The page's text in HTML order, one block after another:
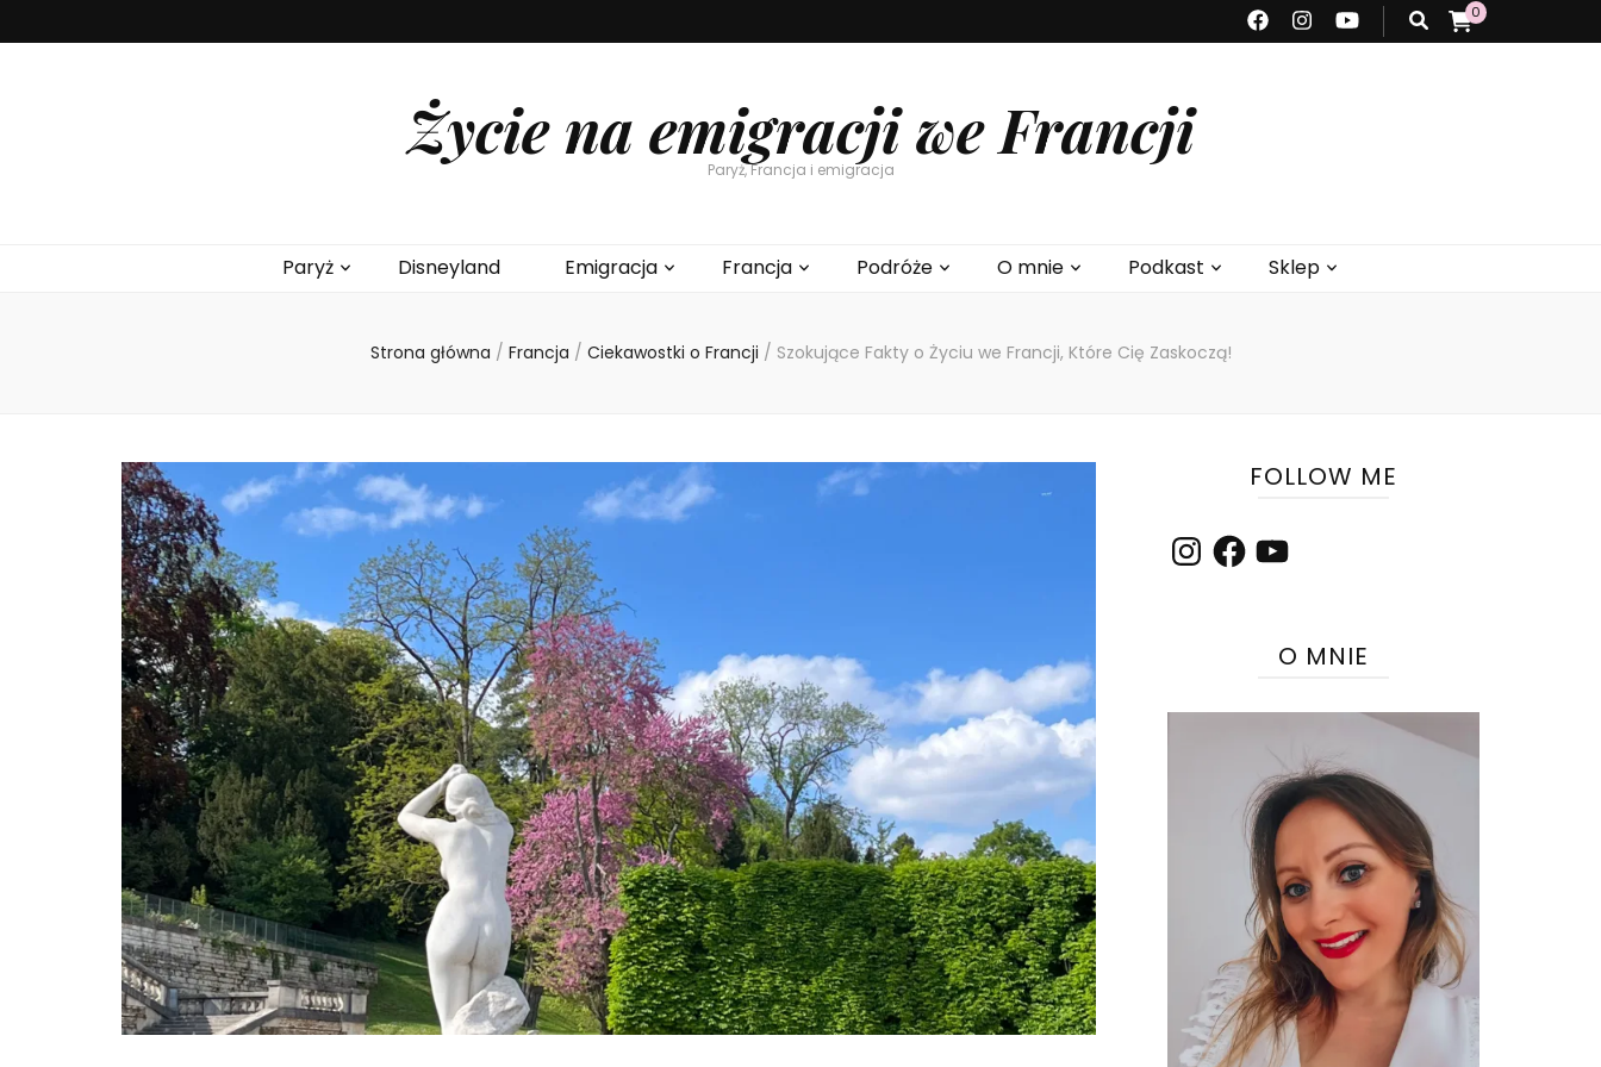
0
Życie na emigracji we Francji
Paryż, Francja i emigracja
Paryż Disneyland Emigracja Francja Podróże O mnie Podkast Sklep
Strona główna / Francja / Ciekawostki o Francji / Szokujące Fakty o Życiu we Francji, Które Cię Zaskoczą!
FOLLOW ME
Instagram
FacebookYouTube
O MNIE